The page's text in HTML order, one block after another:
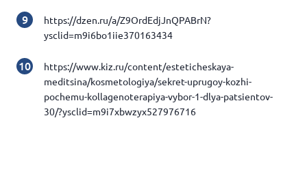
https://dzen.ru/a/Z9OrdEdjJnQPABrN?
ysclid=m9i6bo1iie370163434
https://www.kiz.ru/content/esteticheskaya-
meditsina/kosmetologiya/sekret-uprugoy-kozhi-
pochemu-kollagenoterapiya-vybor-1-dlya-patsientov-
30/?ysclid=m9i7xbwzyx527976716